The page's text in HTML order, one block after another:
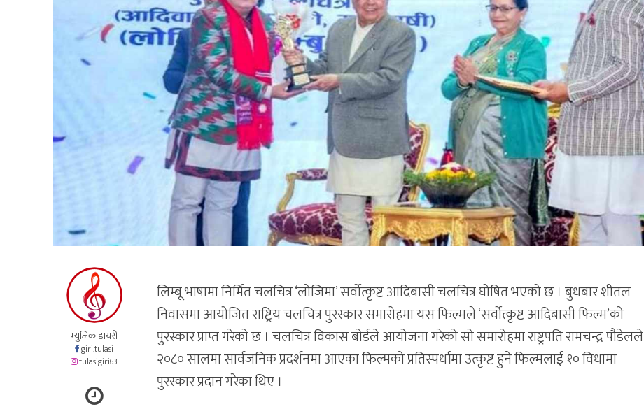
म्युजिक डायरी
giri.tulasi
tulasigiri63
लिम्बू भाषामा निर्मित चलचित्र ‘लोजिमा’ सर्वोत्कृष्ट आदिबासी चलचित्र घोषित भएको छ । बुधबार शीतल
निवासमा आयोजित राष्ट्रिय चलचित्र पुरस्कार समारोहमा यस फिल्मले ‘सर्वोत्कृष्ट आदिबासी फिल्म’को
पुरस्कार प्राप्त गरेको छ । चलचित्र विकास बोर्डले आयोजना गरेको सो समारोहमा राष्ट्रपति रामचन्द्र पौडेलले
२०८० सालमा सार्वजनिक प्रदर्शनमा आएका फिल्मको प्रतिस्पर्धामा उत्कृष्ट हुने फिल्मलाई १० विधामा
पुरस्कार प्रदान गरेका थिए ।